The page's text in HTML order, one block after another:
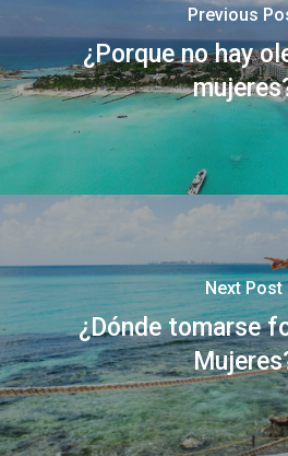
Previous
¿Porque no hay
Next Post
¿Dónde tomarse